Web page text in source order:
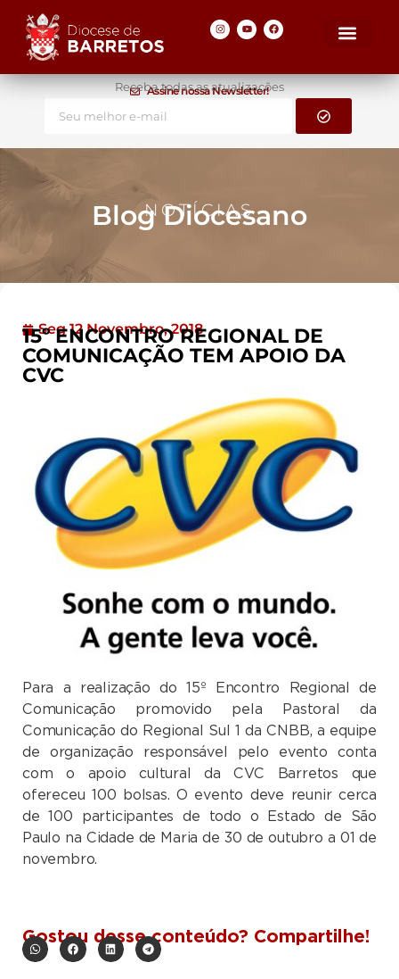
Assine nossa Newsletter!
Receba todas as atualizações
NOTÍCIAS
Blog Diocesano
Seg 12 Novembro, 2018
15º ENCONTRO REGIONAL DE
COMUNICAÇÃO TEM APOIO DA
CVC
Para a realização do 15º Encontro Regional de
Comunicação promovido pela Pastoral da
Comunicação do Regional Sul 1 da CNBB, a equipe
de organização responsável pelo evento conta
com o apoio cultural da CVC Barretos que
ofereceu 100 bolsas. O evento deve reunir cerca
de 100 participantes de todo o Estado de São
Paulo na Cidade de Maria de 30 de outubro a 01 de
novembro.
Gostou desse conteúdo? Compartilhe!